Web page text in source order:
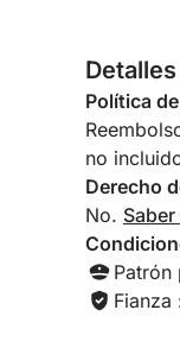
Política
no
Derecho
No. Saber
Patrón
Fianza